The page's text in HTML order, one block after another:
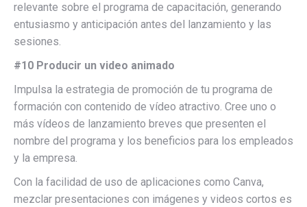
relevante sobre el programa de capacitación, generando
entusiasmo y anticipación antes del lanzamiento y las
sesiones.
#10 Producir un video animado
Impulsa la estrategia de promoción de tu programa de
formación con contenido de vídeo atractivo. Cree uno o
más vídeos de lanzamiento breves que presenten el
nombre del programa y los beneficios para los empleados
y la empresa.
Con la facilidad de uso de aplicaciones como Canva,
mezclar presentaciones con imágenes y videos cortos es